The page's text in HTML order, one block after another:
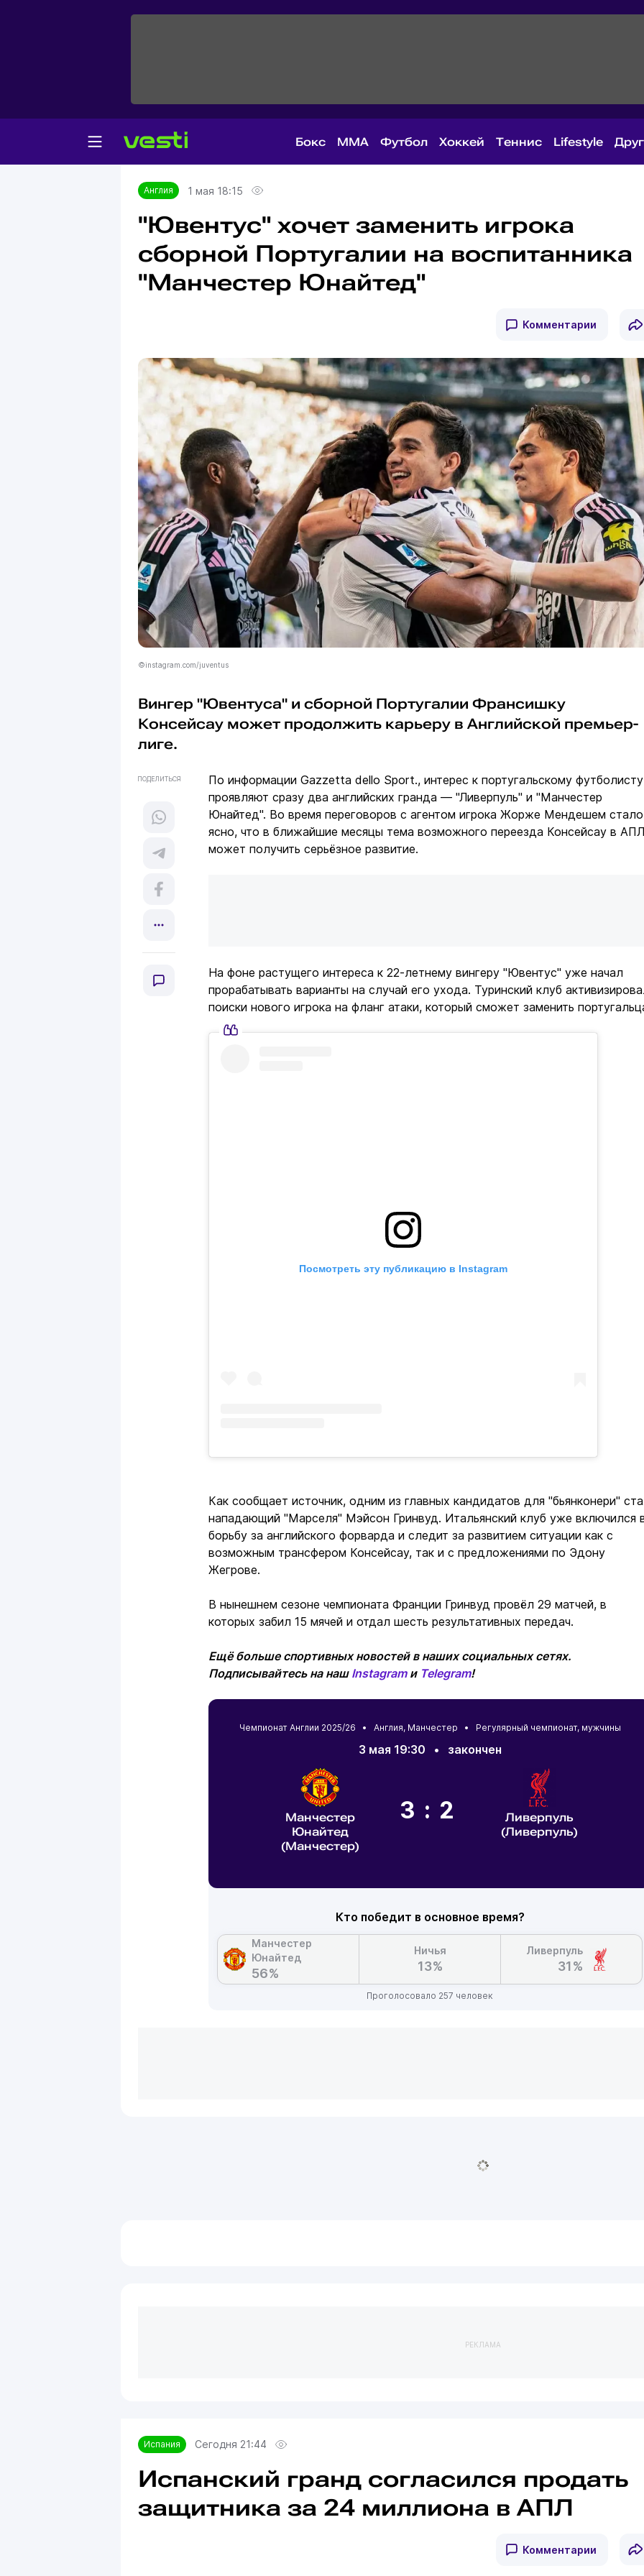
Бокс MMA Футбол Хоккей Теннис Lifestyle
Главная
Англия
Англия 1 мая 18:15
"Ювентус" хочет заменить игрока
сборной Португалии на воспитанника
"Манчестер Юнайтед"
Комментарии
©instagram.com/juventus
Вингер "Ювентуса" и сборной Португалии Франсишку
Консейсау может продолжить карьеру в Английской премьер-
лиге.
ПОДЕЛИТЬСЯ
По информации Gazzetta dello Sport., интерес к португальскому футболисту
проявляют сразу два английских гранда — "Ливерпуль" и "Манчестер
Юнайтед". Во время переговоров с агентом игрока Жорже Мендешем стало
ясно, что в ближайшие месяцы тема возможного переезда Консейсау в АПЛ
может получить серьёзное развитие.
На фоне растущего интереса к 22-летнему вингеру "Ювентус" уже начал
прорабатывать варианты на случай его ухода. Туринский клуб
поиски нового игрока на фланг атаки, который сможет заменить
Посмотреть эту публикацию в Instagram
Как сообщает источник, одним из главных кандидатов для "бьянконери"
нападающий "Марселя" Мэйсон Гринвуд. Итальянский клуб уже включился
борьбу за английского форварда и следит за развитием ситуации как с
возможным трансфером Консейсау, так и с предложениями по Эдону
Жегрове.
В нынешнем сезоне чемпионата Франции Гринвуд провёл 29 матчей, в
которых забил 15 мячей и отдал шесть результативных передач.
Ещё больше спортивных новостей в наших социальных сетях.
Подписывайтесь на наш Instagramи Telegram!
Чемпионат Англии 2025/26 • Англия, Манчестер • Регулярный чемпионат, мужчины
3 мая 19:30 • закончен
Манчестер
Юнайтед
(Манчестер)
3:2
Ливерпуль
(Ливерпуль)
Кто победит в основное время?
Манчестер
Юнайтед
56%
Ничья
13%
Ливерпуль
31%
Проголосовало 257 человек
РЕКЛАМА
Испания Сегодня 21:44
Испанский гранд согласился продать
защитника за 24 миллиона в АПЛ
Комментарии